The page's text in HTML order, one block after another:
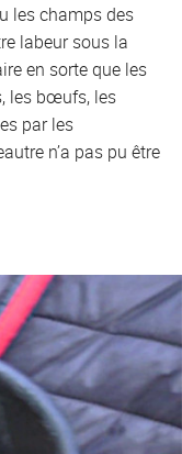
les champs des
labeur sous la
en sorte que les
les bœufs, les
par les
n’a pas pu être